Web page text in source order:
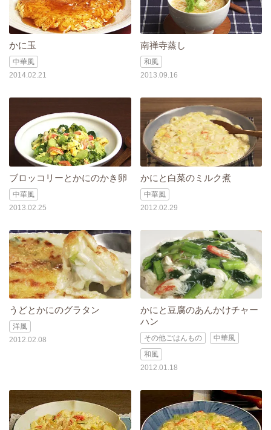
かに玉
中華風
2014.02.21
南禅寺蒸し
和風
2013.09.16
ブロッコリーとかにのかき卵
中華風
2013.02.25
かにと白菜のミルク煮
中華風
2012.02.29
うどとかにのグラタン
洋風
2012.02.08
かにと豆腐のあんかけチャー
ハン
その他ごはんもの
中華風
和風
2012.01.18